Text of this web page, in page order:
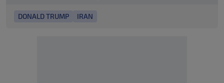
DONALD TRUMP IRAN